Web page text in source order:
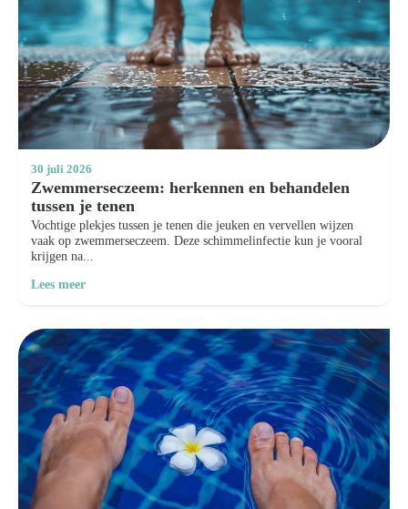
30 juli 2026
Zwemmerseczeem: herkennen en behandelen
tussen je tenen
Vochtige plekjes tussen je tenen die jeuken en vervellen wijzen
vaak op zwemmerseczeem. Deze schimmelinfectie kun je vooral
krijgen na...
Lees meer